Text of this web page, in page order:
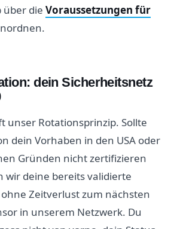
über die Voraussetzungen für
dein Sicherheitsnetz
unser Rotationsprinzip. Sollte
dein Vorhaben in den USA oder
Gründen nicht zertifizieren
wir deine bereits validierte
Zeitverlust zum nächsten
in unserem Netzwerk. Du